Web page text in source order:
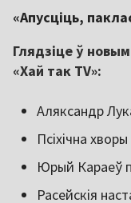
«Апусціць,
Глядзіце ў
«Хай так TV»:
Аляксандр
Псіхічна
Юрый Караеў
Расейскія